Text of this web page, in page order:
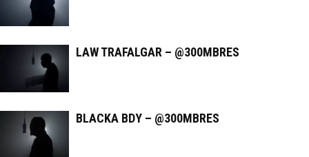
LAW TRAFALGAR – @300MBRES
BLACKA BDY – @300MBRES